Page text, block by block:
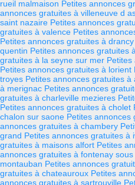
rueil malmaison Petites annonces
annonces gratuites à villeneuve d
saint nazaire Petites annonces
gratuites à valence Petites
Petites annonces gratuites à drancy
quentin Petites annonces gratuites
gratuites à la seyne sur mer Petites
Petites annonces gratuites à lorient
troyes Petites annonces gratuites à
à merignac Petites annonces
gratuites à charleville mezieres
Petites annonces gratuites à cholet
chalon sur saone Petites annonces
annonces gratuites à chambery
grand Petites annonces gratuites à
gratuites à maisons alfort Petites
annonces gratuites à fontenay sous
montauban Petites annonces
gratuites à chateauroux Petites
annonces gratuites à sartrouville